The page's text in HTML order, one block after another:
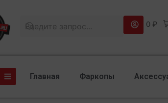
0 ₽
Главная Фаркопы